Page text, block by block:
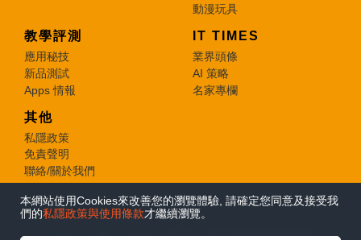
本網站使用Cookies來改善您的瀏覽體驗, 請確定您同意及接受我
們的私隱政策與使用條款才繼續瀏覽。
動漫玩具
教學評測
應用秘技
新品測試
Apps 情報
IT TIMES
業界頭條
AI 策略
名家專欄
其他
私隱政策
免責聲明
聯絡/關於我們
© 2026 e-zone. All Rights Reserved.